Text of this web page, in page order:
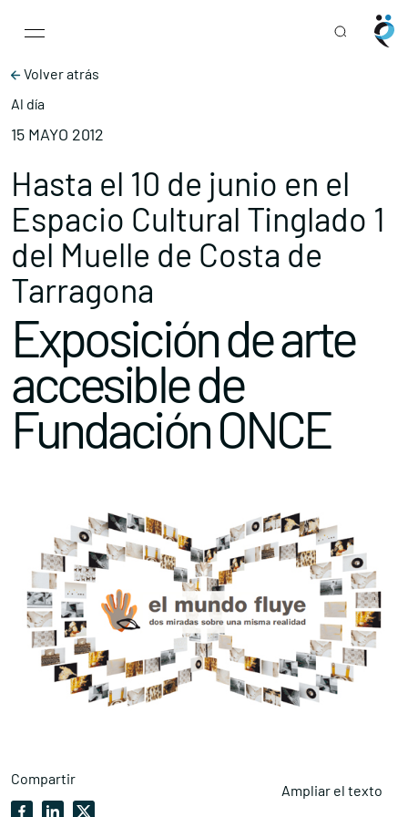
Main Navigation
Volver atrás
Al día
15 MAYO 2012
Hasta el 10 de junio en el
Espacio Cultural Tinglado 1
del Muelle de Costa de
Tarragona
Exposición de arte
accesible de
Fundación ONCE
Compartir
Ampliar el texto